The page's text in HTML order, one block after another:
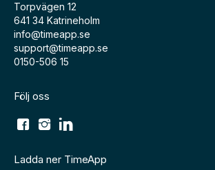
Torpvägen 12
641 34 Katrineholm
info@timeapp.se
support@timeapp.se
0150-506 15
Följ oss
Ladda ner TimeApp